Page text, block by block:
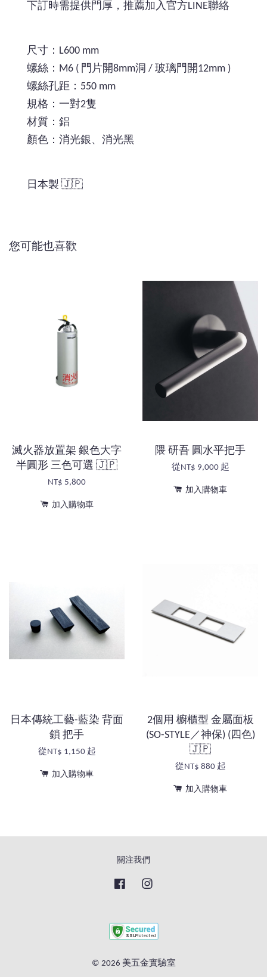
下訂時需提供門厚，推薦加入官方LINE聯絡
尺寸：L600 mm
螺絲：M6 ( 門片開8mm洞 / 玻璃門開12mm )
螺絲孔距：550 mm
規格：一對2隻
材質：鋁
顏色：消光銀、消光黑
日本製 🇯🇵
您可能也喜歡
滅火器放置架 銀色大字
半圓形 三色可選 🇯🇵
NT$ 5,800
加入購物車
隈 研吾 圓水平把手
從NT$ 9,000 起
加入購物車
日本傳統工藝-藍染 背面
鎖 把手
從NT$ 1,150 起
加入購物車
2個用 櫥櫃型 金屬面板
(SO-STYLE／神保) (四色)
🇯🇵
從NT$ 880 起
加入購物車
關注我們
Facebook
© 2026 美五金實驗室